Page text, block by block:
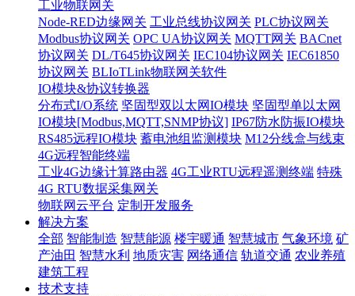
工业物联网关
Node-RED边缘网关 工业总线协议网关 PLC协议网关
Modbus协议网关 OPC UA协议网关 MQTT网关 BACnet
协议网关 DL/T645协议网关 IEC104协议网关 IEC61850
协议网关 BLIoTLink物联网关软件
IO模块&协议转换器
分布式I/O系统 坚固型双以太网IO模块 坚固型单以太网
IO模块[Modbus,MQTT,SNMP协议] IP67防水防振IO模块
RS485远程IO模块 蓄电池组监测模块 M12分线盒与线束
4G远程智能终端
工业4G边缘计算路由器 4G工业RTU远程遥测终端 特殊
4G RTU数据采集网关
物联网云平台 定制开发服务
解决方案
全部 智能制造 智慧能源 楼宇暖通 智慧城市 气象环境 矿
产油田 智慧水利 地质灾害 网络通信 轨道交通 农业养殖
建筑工程
技术支持